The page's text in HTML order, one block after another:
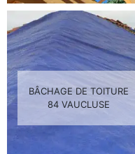
BÂCHAGE DE TOITURE
84 VAUCLUSE